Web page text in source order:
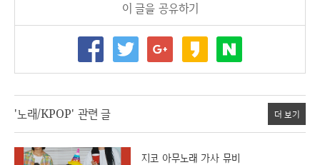
이 글을 공유하기
'노래/KPOP' 관련 글 더 보기
지코 아무노래 가사 뮤비